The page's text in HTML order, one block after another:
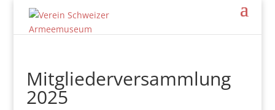
Mitgliederversammlung
2025